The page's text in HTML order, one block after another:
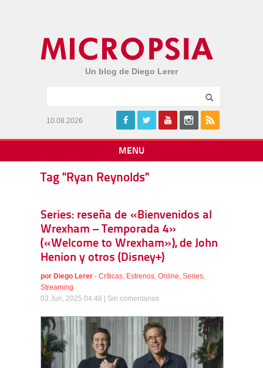
Un blog de Diego Lerer
10.08.2026
MENU
Tag "Ryan Reynolds"
Series: reseña de «Bienvenidos al
Wrexham – Temporada 4»
(«Welcome to Wrexham»), de John
Henion y otros (Disney+)
por Diego Lerer - Críticas, Estrenos, Online, Series,
Streaming
03 Jun, 2025 04:46 | Sin comentarios